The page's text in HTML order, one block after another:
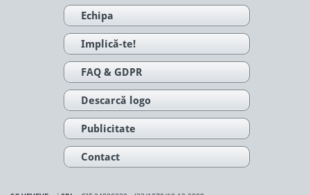
Echipa
Implică-te!
FAQ & GDPR
Descarcă logo
Publicitate
Contact